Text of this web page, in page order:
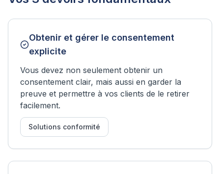
Obtenir et gérer le consentement
explicite
Vous devez non seulement obtenir un
consentement clair, mais aussi en garder la
preuve et permettre à vos clients de le retirer
facilement.
Solutions conformité